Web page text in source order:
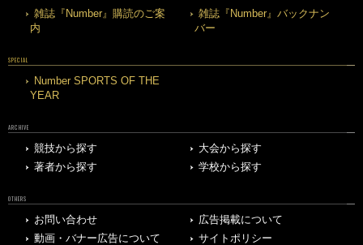
雑誌『Number』購読のご案
内
雑誌『Number』バックナン
バー
SPECIAL
Number SPORTS OF THE
YEAR
ARCHIVE
競技から探す
大会から探す
著者から探す
学校から探す
OTHERS
お問い合わせ
広告掲載について
動画・バナー広告について
サイトポリシー